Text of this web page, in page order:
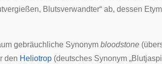
Blutsverwandter“ ab, dessen
gebräuchliche Synonym bloodstone
den Heliotrop (deutsches Synonym